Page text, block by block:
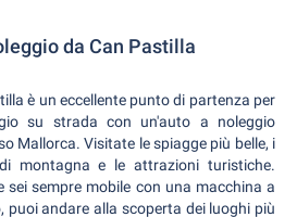
da Can Pastilla
è un eccellente punto di partenza per
su strada con un'auto a noleggio
Mallorca. Visitate le spiagge più belle, i
montagna e le attrazioni turistiche.
sei sempre mobile con una macchina a
puoi andare alla scoperta dei luoghi più